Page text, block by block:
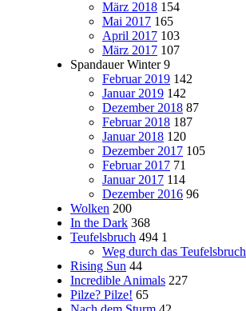
März 2018 154
Mai 2017 165
April 2017 103
März 2017 107
Spandauer Winter9
Februar 2019 142
Januar 2019 142
Dezember 2018 87
Februar 2018 187
Januar 2018 120
Dezember 2017 105
Februar 2017 71
Januar 2017 114
Dezember 2016 96
Wolken 200
In the Dark 368
Teufelsbruch 494 1
Weg durch das Teufelsbruch
Rising Sun 44
Incredible Animals 227
Pilze? Pilze! 65